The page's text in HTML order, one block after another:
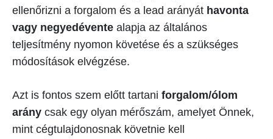
ellenőrizni a forgalom és a lead arányát havonta
vagy negyedévente alapja az általános
teljesítmény nyomon követése és a szükséges
módosítások elvégzése.
Azt is fontos szem előtt tartani forgalom/ólom
arány csak egy olyan mérőszám, amelyet Önnek,
mint cégtulajdonosnak követnie kell